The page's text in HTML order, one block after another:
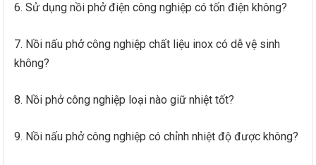
6. Sử dụng nồi phở điện công nghiệp có tốn điện không?
7. Nồi nấu phở công nghiệp chất liệu inox có dễ vệ sinh
không?
8. Nồi phở công nghiệp loại nào giữ nhiệt tốt?
9. Nồi nấu phở công nghiệp có chỉnh nhiệt độ được không?